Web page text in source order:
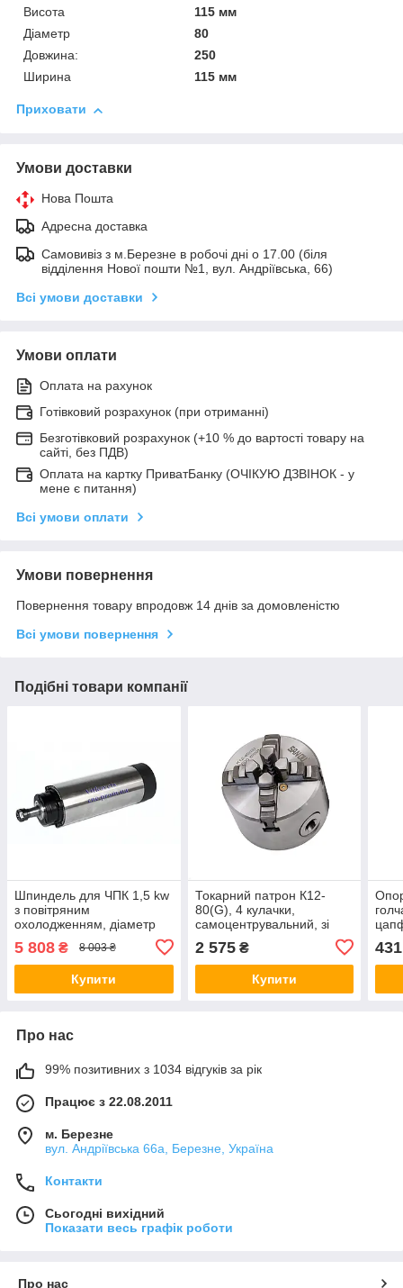
Висота
115 мм
Діаметр
80
Довжина:
250
Ширина
115 мм
Приховати
Умови доставки
Нова Пошта
Адресна доставка
Самовивіз з м.Березне в робочі дні о 17.00 (біля
відділення Нової пошти №1, вул. Андріївська, 66)
Всі умови доставки
Умови оплати
Оплата на рахунок
Готівковий розрахунок (при отриманні)
Безготівковий розрахунок (+10 % до вартості товару на
сайті, без ПДВ)
Оплата на картку ПриватБанку (ОЧІКУЮ ДЗВІНОК - у
мене є питання)
Всі умови оплати
Умови повернення
Повернення товару впродовж 14 днів за домовленістю
Всі умови повернення
Подібні товари компанії
Шпиндель для ЧПК 1,5 kw
з повітряним
охолодженням, діаметр
5 808 ₴ 8 003 ₴
Купити
Токарний патрон К12-
80(G), 4 кулачки,
самоцентрувальний, зі
внутрішній діаметр 16 мм
2 575₴
Купити
431
Про нас
99% позитивних з 1034 відгуків за рік
Працює з 22.08.2011
м. Березне
вул. Андріївська 66а, Березне, Україна
Контакти
Сьогодні вихідний
Показати весь графік роботи
Про нас